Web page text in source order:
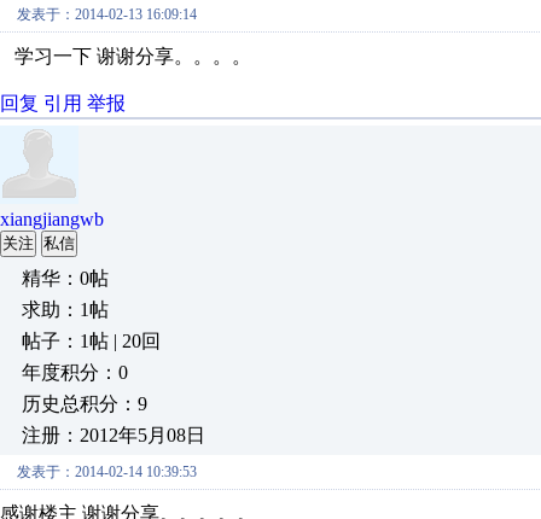
发表于：2014-02-13 16:09:14
学习一下 谢谢分享。。。。
回复 引用 举报
xiangjiangwb
关注 私信
精华：0帖
求助：1帖
帖子：1帖 | 20回
年度积分：0
历史总积分：9
注册：2012年5月08日
发表于：2014-02-14 10:39:53
感谢楼主 谢谢分享。。。。。